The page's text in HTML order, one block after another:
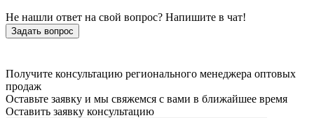
Не нашли ответ на свой вопрос? Напишите в чат!
Задать вопрос
Получите консультацию регионального менеджера оптовых
продаж
Оставьте заявку и мы свяжемся с вами в ближайшее время
Оставить заявку консультацию